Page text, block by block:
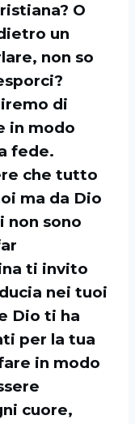
O
un
non so
di
in modo
fede.
che tutto
ma da Dio
non sono
ti invito
nei tuoi
Dio ti ha
per la tua
in modo
cuore,